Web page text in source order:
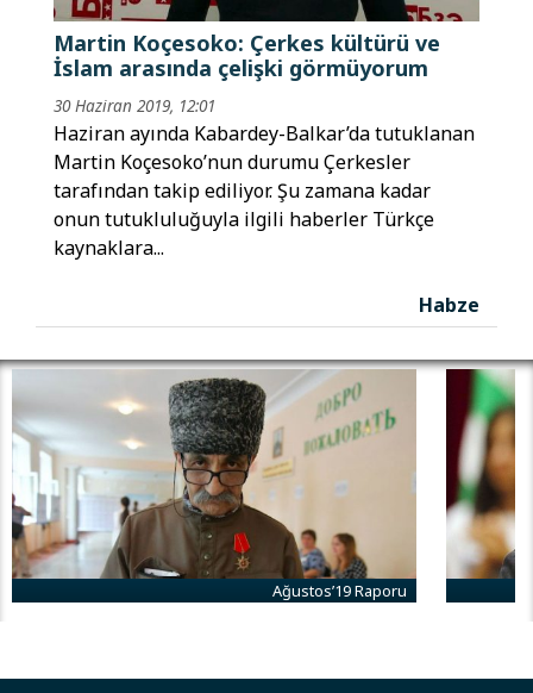
Martin Koçesoko: Çerkes kültürü ve
İslam arasında çelişki görmüyorum
30 Haziran 2019, 12:01
Haziran ayında Kabardey-Balkar’da tutuklanan
Martin Koçesoko’nun durumu Çerkesler
tarafından takip ediliyor. Şu zamana kadar
onun tutukluluğuyla ilgili haberler Türkçe
kaynaklara...
Habze
Ağustos’19 Raporu